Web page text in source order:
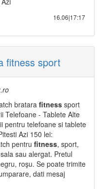
16.06|17:17
fitness sport
bratarafitness sport
Telefoane - Tablete Alte
pentru telefoane si tablete
Azi 150 lei:
pentru fitness, sport,
sau alergat. Pretul
roşu. Se poate trimite
dati mesaj